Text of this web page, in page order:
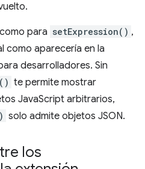
como para setExpression() ,
como aparecería en la
desarrolladores. Sin
te permite mostrar
JavaScript arbitrarios,
solo admite objetos JSON.
los